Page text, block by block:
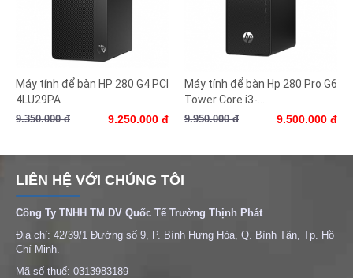
Máy tính để bàn HP 280 G4 PCI
4LU29PA
9.350.000 đ 9.250.000 đ
Máy tính để bàn Hp 280 Pro G6
Tower Core i3-...
9.950.000 đ 9.500.000 đ
LIÊN HỆ VỚI CHÚNG TÔI
Công Ty TNHH TM DV Quốc Tế Trường Thịnh Phát
Địa chỉ: 42/39/1 Đường số 9, P. Bình Hưng Hòa, Q. Bình Tân, Tp. Hồ
Chí Minh.
Mã số thuế: 0313983189